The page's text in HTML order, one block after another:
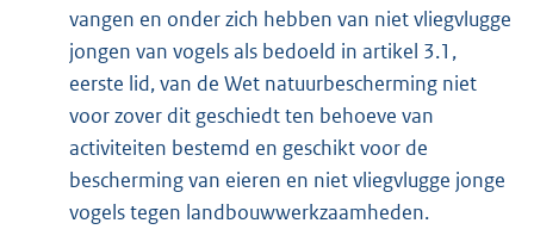
vangen en onder zich hebben van niet vliegvlugge
jongen van vogels als bedoeld in artikel 3.1,
eerste lid, van de Wet natuurbescherming niet
voor zover dit geschiedt ten behoeve van
activiteiten bestemd en geschikt voor de
bescherming van eieren en niet vliegvlugge jonge
vogels tegen landbouwwerkzaamheden.